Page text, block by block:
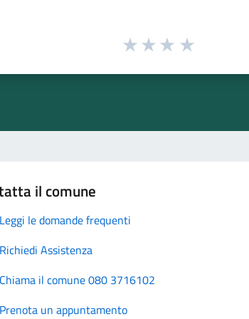
il comune
Leggi le domande frequenti
Richiedi Assistenza
Chiama il comune 080 3716102
Prenota un appuntamento